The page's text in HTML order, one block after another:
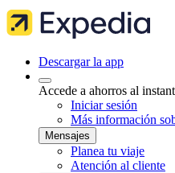
Descargar la app
Accede a ahorros al
Iniciar sesión
Más información
Mensajes
Planea tu viaje
Atención al cliente